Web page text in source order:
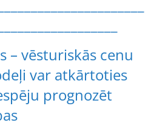
– vēsturiskās cenu
var atkārtoties
prognozēt